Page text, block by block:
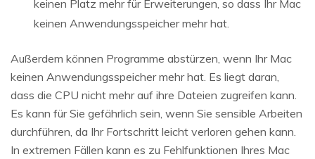
keinen Platz mehr für Erweiterungen, so dass Ihr Mac
keinen Anwendungsspeicher mehr hat.
Außerdem können Programme abstürzen, wenn Ihr Mac
keinen Anwendungsspeicher mehr hat. Es liegt daran,
dass die CPU nicht mehr auf ihre Dateien zugreifen kann.
Es kann für Sie gefährlich sein, wenn Sie sensible Arbeiten
durchführen, da Ihr Fortschritt leicht verloren gehen kann.
In extremen Fällen kann es zu Fehlfunktionen Ihres Mac